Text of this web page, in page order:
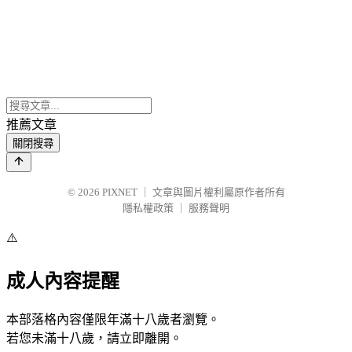
推薦文章
關閉搜尋
© 2026 PIXNET
文章與圖片權利屬原作者所有
隱私權政策
服務聲明
⚠️
成人內容提醒
本部落格內容僅限年滿十八歲者瀏覽。
若您未滿十八歲，請立即離開。